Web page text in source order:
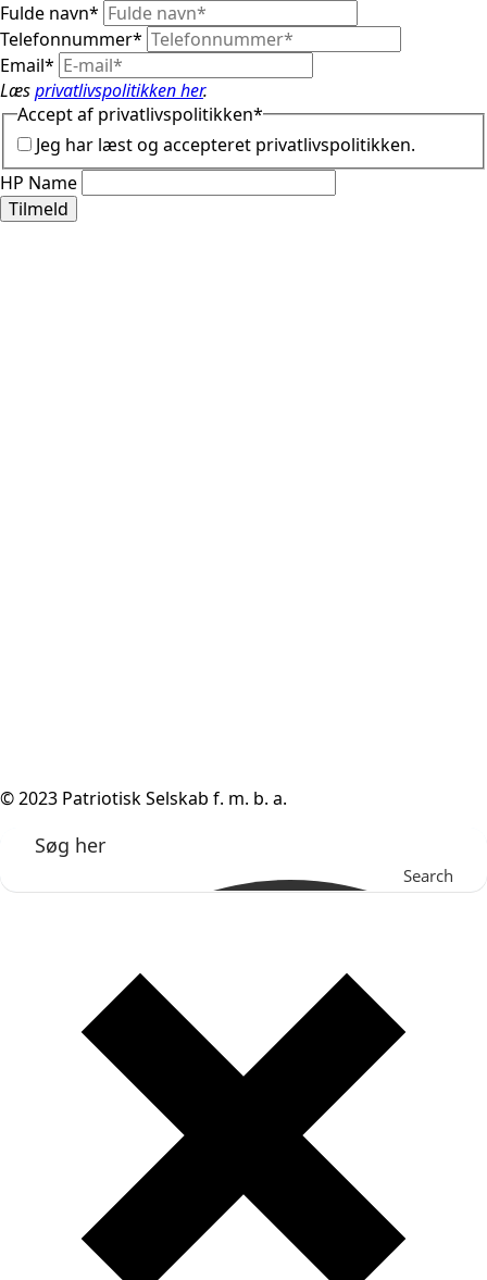
Fulde navn*
Telefonnummer*
Email*
Læsprivatlivspolitikken her.
Accept af privatlivspolitikken*
Jeg har læst og accepteret privatlivspolitikken.
HP Name
Tilmeld
© 2023 Patriotisk Selskab f. m. b. a.
Search